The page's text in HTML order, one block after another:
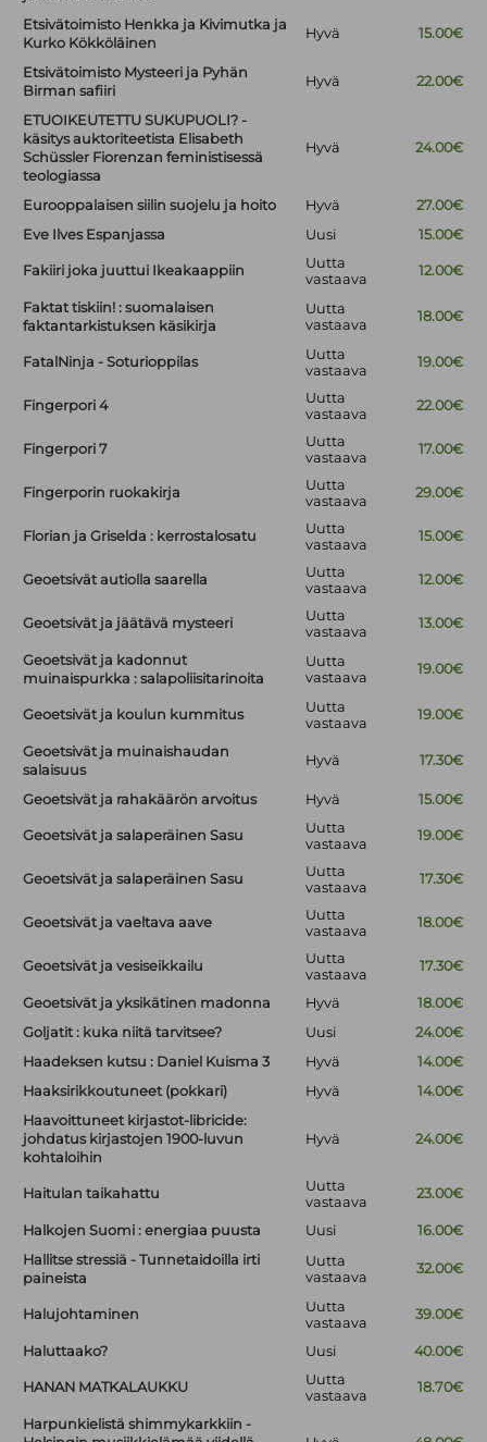
Etsivätoimisto Henkka ja Kivimutka ja
Kurko Kökköläinen
Hyvä 15.00€
Etsivätoimisto Mysteeri ja Pyhän
Birman safiiri
Hyvä 22.00€
ETUOIKEUTETTU SUKUPUOLI? -
käsitys auktoriteetista Elisabeth
Schüssler Fiorenzan feministisessä
teologiassa
Hyvä 24.00€
Eurooppalaisen siilin suojelu ja hoito Hyvä
27.00€
Eve Ilves Espanjassa
Uusi 15.00€
Fakiiri joka juuttui Ikeakaappiin
Uutta
vastaava
12.00€
Faktat tiskiin! : suomalaisen
faktantarkistuksen käsikirja
Uutta
vastaava
18.00€
FatalNinja - Soturioppilas
Uutta
vastaava
19.00€
Fingerpori 4
Uutta
vastaava
22.00€
Fingerpori 7
Uutta
vastaava
17.00€
Fingerporin ruokakirja
Uutta
vastaava
29.00€
Florian ja Griselda : kerrostalosatu
Uutta
vastaava
15.00€
Geoetsivät autiolla saarella
Uutta
vastaava
12.00€
Geoetsivät ja jäätävä mysteeri
Uutta
vastaava
13.00€
Geoetsivät ja kadonnut
muinaispurkka : salapoliisitarinoita
Uutta
vastaava
19.00€
Geoetsivät ja koulun kummitus
Uutta
vastaava
19.00€
Geoetsivät ja muinaishaudan
salaisuus
Hyvä 17.30€
Geoetsivät ja rahakäärön arvoitus Hyvä 15.00€
Geoetsivät ja salaperäinen Sasu
Uutta
vastaava
19.00€
Geoetsivät ja salaperäinen Sasu
Uutta
vastaava
17.30€
Geoetsivät ja vaeltava aave
Uutta
vastaava
18.00€
Geoetsivät ja vesiseikkailu
Uutta
vastaava
17.30€
Geoetsivät ja yksikätinen madonna Hyvä
18.00€
Goljatit : kuka niitä tarvitsee?
Uusi
24.00€
Haadeksen kutsu : Daniel Kuisma 3
Hyvä
14.00€
Haaksirikkoutuneet (pokkari)
Hyvä
14.00€
Haavoittuneet kirjastot-libricide:
johdatus kirjastojen 1900-luvun
kohtaloihin
Hyvä 24.00€
Haitulan taikahattu
Uutta
vastaava
23.00€
Halkojen Suomi : energiaa puusta Uusi
16.00€
Hallitse stressiä - Tunnetaidoilla irti
paineista
Uutta
vastaava
32.00€
Halujohtaminen
Uutta
vastaava
39.00€
Haluttaako? Uusi 40.00€
HANAN MATKALAUKKU
Uutta
vastaava
18.70€
Harpunkielistä shimmykarkkiin -